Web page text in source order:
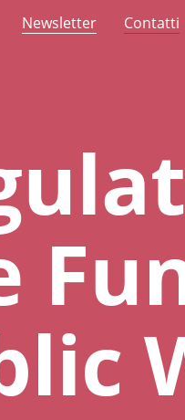
Newsletter Contatti